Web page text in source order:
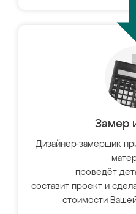
Замер
Дизайнер-замерщик
проведёт
составит проект и
стоимости